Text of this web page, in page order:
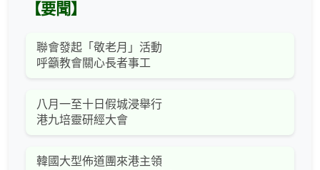
【要聞】
聯會發起「敬老月」活動
呼籲教會關心長者事工
八月一至十日假城浸舉行
港九培靈研經大會
韓國大型佈道團來港主領